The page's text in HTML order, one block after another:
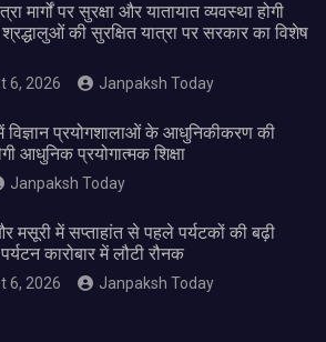
मार्गों पर सुरक्षा और यातायात व्यवस्था होगी
की सुरक्षित यात्रा पर सरकार का विशेष
6, 2026 Janpaksh Today
विज्ञान प्रयोगशालाओं के आधुनिकीकरण की
आधुनिक प्रयोगात्मक शिक्षा
Janpaksh Today
मसूरी में सप्ताहांत से पहले पर्यटकों की बढ़ी
कारोबार में लौटी रौनक
6, 2026 Janpaksh Today